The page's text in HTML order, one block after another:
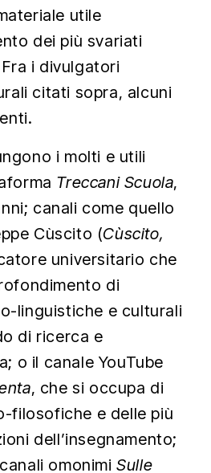
utile
dei più svariati
i divulgatori
citati sopra, alcuni
i molti e utili
Treccani Scuola,
canali come quello
Cùscito (Cùscito,
universitario che
di
linguistiche e culturali
di ricerca e
o il canale YouTube
, che si occupa di
filosofiche e delle più
dell’insegnamento;
omonimiSulle